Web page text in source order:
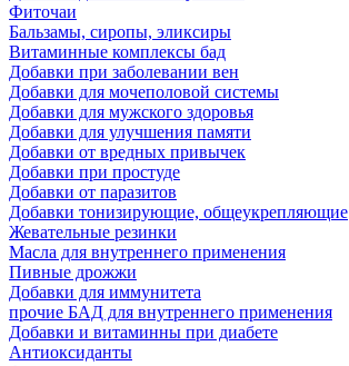
Фиточаи
Бальзамы, сиропы, эликсиры
Витаминные комплексы бад
Добавки при заболевании вен
Добавки для мочеполовой системы
Добавки для мужского здоровья
Добавки для улучшения памяти
Добавки от вредных привычек
Добавки при простуде
Добавки от паразитов
Добавки тонизирующие, общеукрепляющие
Жевательные резинки
Масла для внутреннего применения
Пивные дрожжи
Добавки для иммунитета
прочие БАД для внутреннего применения
Добавки и витаминны при диабете
Антиоксиданты